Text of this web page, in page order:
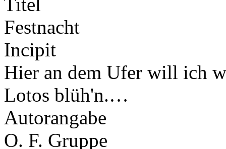
Festnacht
Incipit
Hier an dem Ufer will ich
Lotos blüh'n.…
Autorangabe
O. F. Gruppe